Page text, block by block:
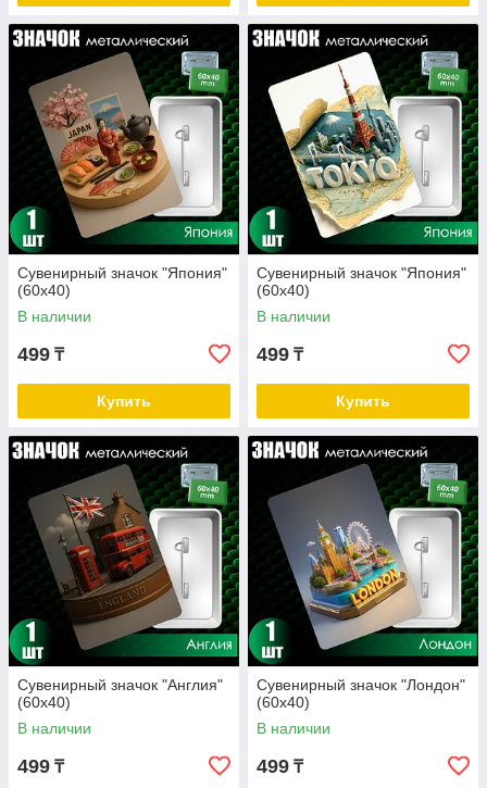
Сувенирный значок "Япония"
(60х40)
В наличии
499 ₸
Купить
Сувенирный значок "Япония"
(60х40)
В наличии
499 ₸
Купить
Сувенирный значок "Англия"
(60х40)
В наличии
499 ₸
Сувенирный значок "Лондон"
(60х40)
В наличии
499 ₸